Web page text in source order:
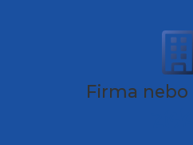
Firma